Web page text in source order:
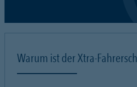
Warum ist der Xtra-